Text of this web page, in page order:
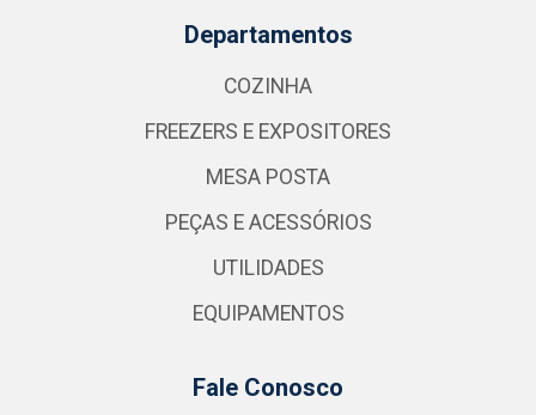
Departamentos
COZINHA
FREEZERS E EXPOSITORES
MESA POSTA
PEÇAS E ACESSÓRIOS
UTILIDADES
EQUIPAMENTOS
Fale Conosco